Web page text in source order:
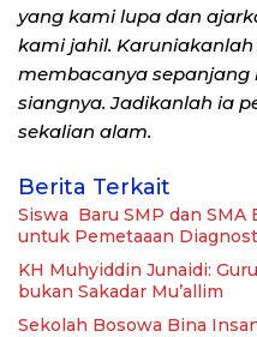
yang kami lupa dan
kami jahil.
membacanya
siangnya. Jadikanlah ia
sekalian alam.
Berita Terkait
Siswa Baru SMP dan
untuk Pemetaaan
KH Muhyiddin Junaidi:
bukan Sakadar Mu’allim
Sekolah Bosowa Bina Insani Gelar MPLS, Perkuat